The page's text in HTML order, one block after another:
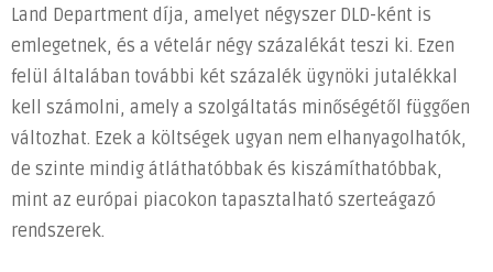
Land Department díja, amelyet négyszer DLD-ként is
emlegetnek, és a vételár négy százalékát teszi ki. Ezen
felül általában további két százalék ügynöki jutalékkal
kell számolni, amely a szolgáltatás minőségétől függően
változhat. Ezek a költségek ugyan nem elhanyagolhatók,
de szinte mindig átláthatóbbak és kiszámíthatóbbak,
mint az európai piacokon tapasztalható szerteágazó
rendszerek.